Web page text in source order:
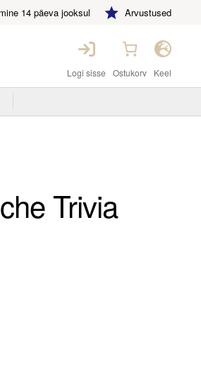
14 päeva jooksul Arvustused
Logi sisse Ostukorv Keel
Trivia